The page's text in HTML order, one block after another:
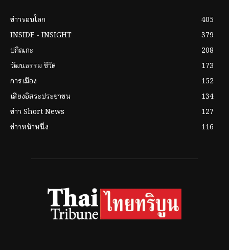
ข่าวรอบโลก
405
INSIDE - INSIGHT
379
ปกิณกะ
208
วัฒนธรรม ชีวิต
173
การเมือง
152
เสียงอิสระประชาชน
134
ข่าว Short News
127
ข่าวหน้าหนึ่ง
116